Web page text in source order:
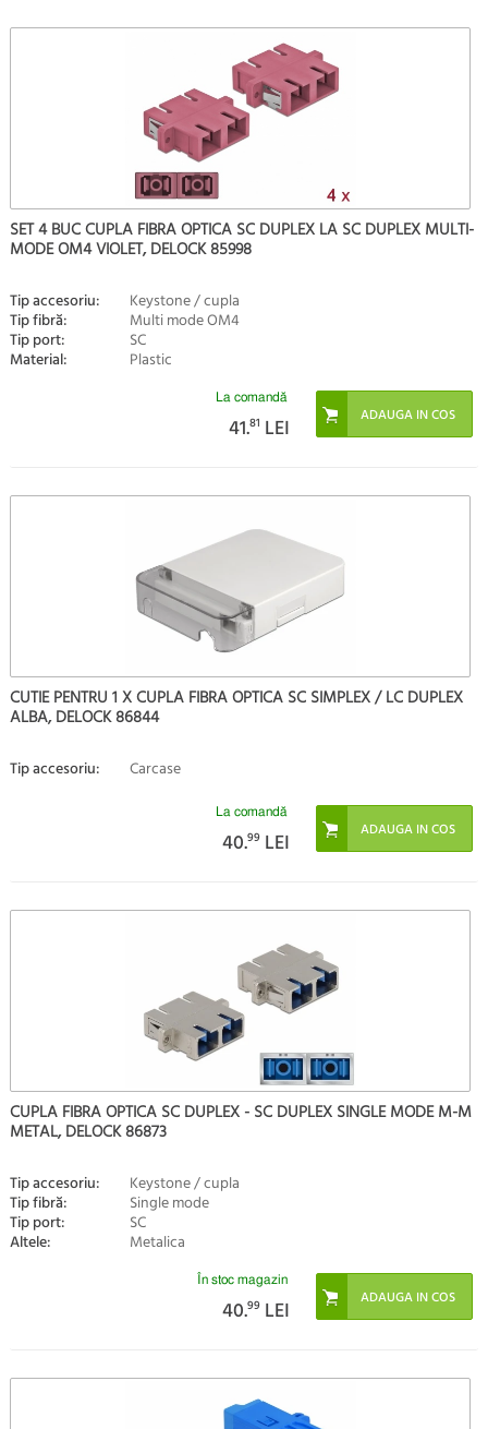
SET 4 BUC CUPLA FIBRA OPTICA SC DUPLEX LA SC DUPLEX MULTI-
MODE OM4 VIOLET, DELOCK 85998
Tip accesoriu: Keystone / cupla
Tip fibră: Multi mode OM4
Tip port: SC
Material: Plastic
La comandă
41.81 LEI
CUTIE PENTRU 1 X CUPLA FIBRA OPTICA SC SIMPLEX / LC DUPLEX
ALBA, DELOCK 86844
Tip accesoriu: Carcase
La comandă
40.99 LEI
CUPLA FIBRA OPTICA SC DUPLEX - SC DUPLEX SINGLE MODE M-M
METAL, DELOCK 86873
Tip accesoriu: Keystone / cupla
Tip fibră: Single mode
Tip port: SC
Altele: Metalica
În stoc magazin
40.99 LEI